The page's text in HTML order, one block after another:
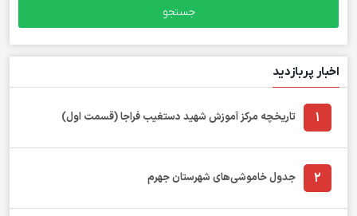
اخبار پربازدید
1 تاریخچه مرکز آموزش شهید دستغیب فراجا (قسمت اول)
2 جدول خاموشی‌های شهرستان جهرم